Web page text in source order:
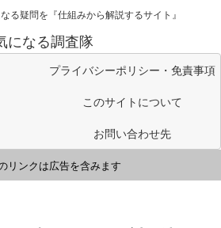
る疑問を『仕組みから解説するサイト』
になる調査隊
プライバシーポリシー・免責事項
このサイトについて
お問い合わせ先
リンクは広告を含みます